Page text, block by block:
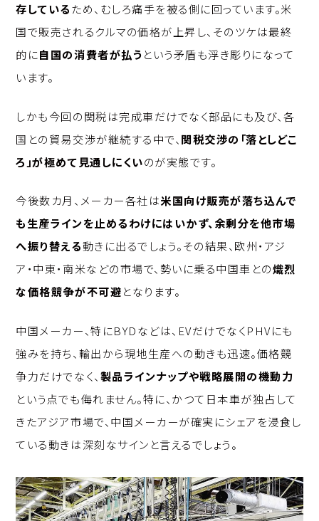
存しているため、むしろ痛手を被る側に回っています。米
国で販売されるクルマの価格が上昇し、そのツケは最終
的に自国の消費者が払う という矛盾も浮き彫りになって
います。
しかも今回の関税は完成車だけでなく部品にも及び、各
国との貿易交渉が継続する中で、 関税交渉の「落としどこ
ろ」が極めて見通しにくいのが実態です。
今後数カ月、メーカー各社は米国向け販売が落ち込んで
も生産ラインを止めるわけにはいかず、余剰分を他市場
へ振り替える動きに出るでしょう。その結果、欧州・アジ
ア・中東・南米などの市場で、勢いに乗る中国車との熾烈
な価格競争が不可避となります。
中国メーカー、特にBYDなどは、EVだけでなくPHVにも
強みを持ち、輸出から現地生産への動きも迅速。価格競
争力だけでなく、 製品ラインナップや戦略展開の機動力
という点でも侮れません。特に、かつて日本車が独占して
きたアジア市場で、中国メーカーが確実にシェアを浸食し
ている動きは深刻なサインと言えるでしょう。